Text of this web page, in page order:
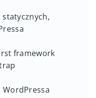
framework
WordPressa